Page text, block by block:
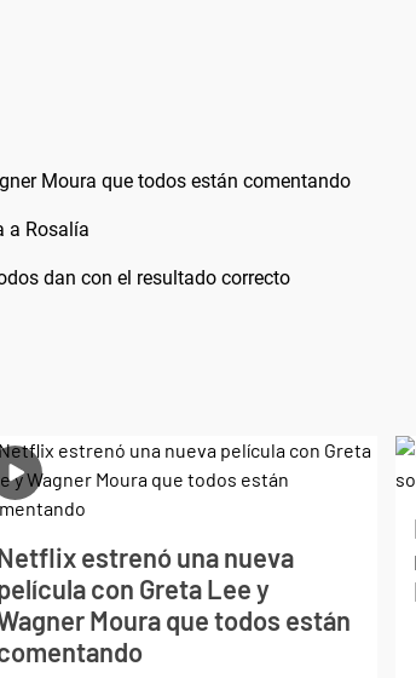
Moura que todos están comentando
a Rosalía
dan con el resultado correcto
estrenó una nueva
con Greta Lee y
Moura que todos están